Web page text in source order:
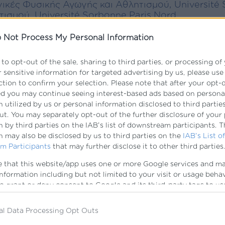
Not Process My Personal Information
to opt-out of the sale, sharing to third parties, or processing of
sensitive information for targeted advertising by us, please
to confirm your selection. Please note that after your opt-
you may continue seeing interest-based ads based on
utilized by us or personal information disclosed to third
You may separately opt-out of the further disclosure of your
by third parties on the IAB’s list of downstream participants.
may also be disclosed by us to third parties on the IAB’s List of
Participants that may further disclose it to other third parties.
that this website/app uses one or more Google services and
including but not limited to your visit or usage
grant or deny consent to Google and its third-party tags to
Data Processing Opt Outs
Φυσικής Αγωγής και Αθλητισμού,
Université Sorbonne Paris Nord
και την εκπαίδευση, συνειδητοποιώ πόσο
γερές βάσεις στις επιστήμες της φυσικής
που με βοήθησαν να εξελιχθώ τόσο ως
από πολύ μικρή ηλικία και
η εκπαίδευσή μου στο IdEF με
πλέον τη γνώση μου στην πράξη. Σήμερα,
τη φορά από τη θέση της προπονήτριας
του συλλόγου μου, εργάζομαι και ως
εκγύμνασης σε ανθρώπους κάθε ηλικίας
τους κατάστασης. Συνεχίζω να εμπλουτίζω
των σπουδών μου, ενώ στο προσεχές
τραυματισμών, με στόχο να προσφέρω
στόχους, θέλοντας να συμβάλλω στην
αθλητές μου.